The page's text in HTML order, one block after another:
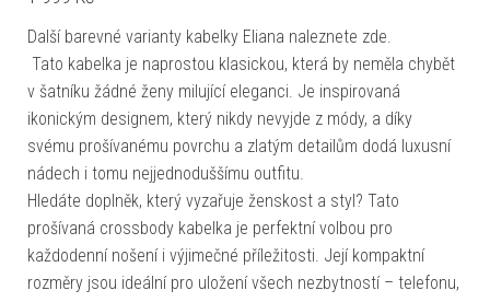
Další barevné varianty kabelky Eliana naleznete zde.
Tato kabelka je naprostou klasickou, která by neměla chybět
v šatníku žádné ženy milující eleganci. Je inspirovaná
ikonickým designem, který nikdy nevyjde z módy, a díky
svému prošívanému povrchu a zlatým detailům dodá luxusní
nádech i tomu nejjednoduššímu outfitu.
Hledáte doplněk, který vyzařuje ženskost a styl? Tato
prošívaná crossbody kabelka je perfektní volbou pro
každodenní nošení i výjimečné příležitosti. Její kompaktní
rozměry jsou ideální pro uložení všech nezbytností – telefonu,